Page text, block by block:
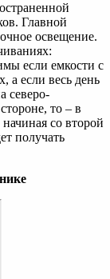
Главной
освещение.
если емкости с
а если весь день
северо-
то – в
со второй
получать